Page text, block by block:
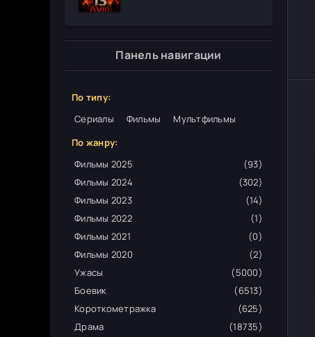
Панель навигации
По типу:
Сериалы
Фильмы
Мультфильмы
По жанру:
Фильмы 2025
(93)
Фильмы 2024
(302)
Фильмы 2023
(14)
Фильмы 2022
(1)
Фильмы 2021
(0)
Фильмы 2020
(2)
Ужасы
(5000)
Боевик
(6513)
Короткометражка
(625)
Драма
(18735)